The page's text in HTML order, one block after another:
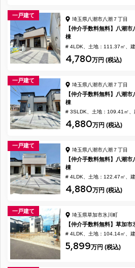
一戸建て
埼玉県八潮市八潮７丁目
【仲介手数料無料】八潮
棟
# 4LDK 土地：111.37㎡
4,780万円 (税込)
一戸建て
埼玉県八潮市八潮７丁目
【仲介手数料無料】八潮
棟
# 3SLDK 土地：109.41㎡
4,880万円 (税込)
一戸建て
埼玉県八潮市八潮７丁目
【仲介手数料無料】八潮
棟
# 4LDK 土地：122.47㎡
4,880万円 (税込)
一戸建て
埼玉県草加市氷川町
【仲介手数料無料】草加
# 4LDK 土地：104.14㎡
5,899万円 (税込)